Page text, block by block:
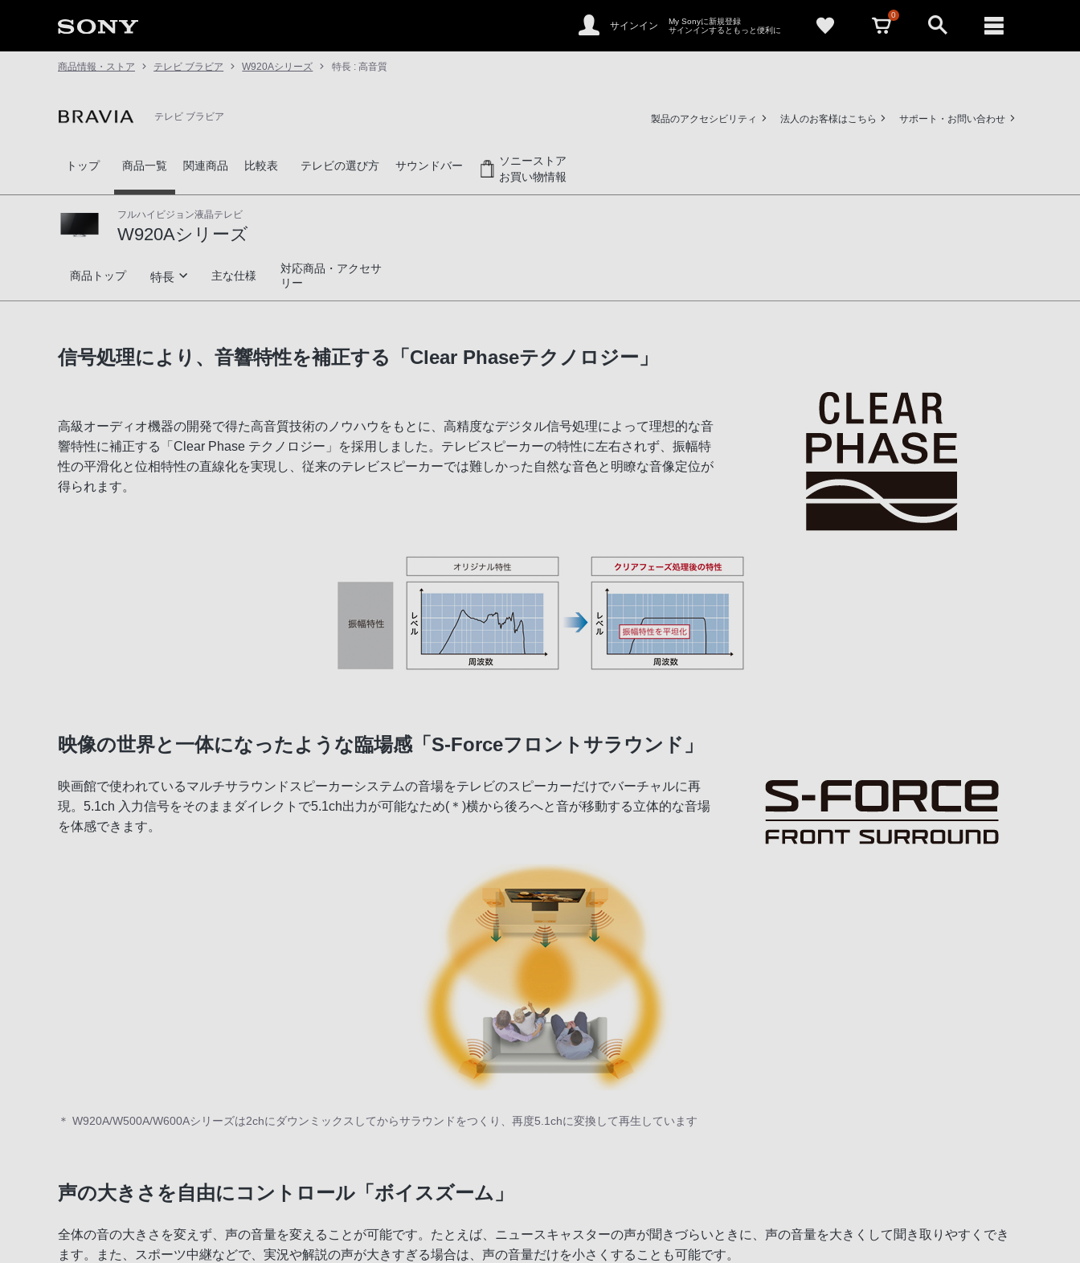
サインイン
My Sonyに新規登録
サインインするともっと便利に
0
商品情報・ストア テレビ ブラビア W920Aシリーズ 特長 : 高音質
テレビ ブラビア 製品のアクセシビリティ 法人のお客様はこちら サポート・お問い合わせ
トップ 商品一覧 関連商品 比較表 テレビの選び方 サウンドバー
ソニーストア
お買い物情報
フルハイビジョン液晶テレビ
W920Aシリーズ
W920Aシリーズ
商品トップ 特長
高音質
ネットワーク機能
節電機能
主な仕様
対応商品・アクセサ
リー
信号処理により、音響特性を補正する「Clear Phaseテクノロジー」
高級オーディオ機器の開発で得た高音質技術のノウハウをもとに、高精度なデジタル信号処理によって理想的な音
響特性に補正する「Clear Phase テクノロジー」を採用しました。テレビスピーカーの特性に左右されず、振幅特
性の平滑化と位相特性の直線化を実現し、従来のテレビスピーカーでは難しかった自然な音色と明瞭な音像定位が
得られます。
映像の世界と一体になったような臨場感「S-Forceフロントサラウンド」
映画館で使われているマルチサラウンドスピーカーシステムの音場をテレビのスピーカーだけでバーチャルに再
現。5.1ch 入力信号をそのままダイレクトで5.1ch出力が可能なため(＊)横から後ろへと音が移動する立体的な音場
を体感できます。
＊ W920A/W500A/W600Aシリーズは2chにダウンミックスしてからサラウンドをつくり、再度5.1chに変換して再生しています
声の大きさを自由にコントロール「ボイスズーム」
全体の音の大きさを変えず、声の音量を変えることが可能です。たとえば、ニュースキャスターの声が聞きづらいときに、声の音量を大きくして聞き取りやすくでき
ます。また、スポーツ中継などで、実況や解説の声が大きすぎる場合は、声の音量だけを小さくすることも可能です。